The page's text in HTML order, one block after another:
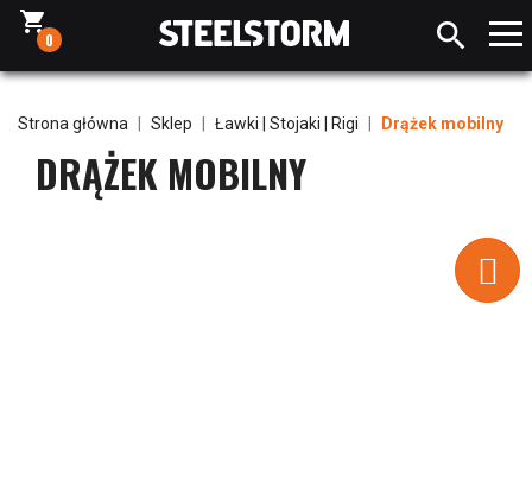
shopping_cart
0 
Strona główna Sklep Ławki | Stojaki | Rigi Drążek mobilny
DRĄŻEK MOBILNY